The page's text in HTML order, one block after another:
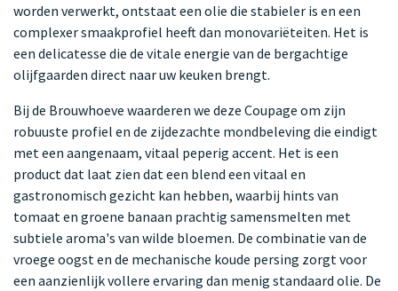
worden verwerkt, ontstaat een olie die stabieler is en een
complexer smaakprofiel heeft dan monovariëteiten. Het is
een delicatesse die de vitale energie van de bergachtige
olijfgaarden direct naar uw keuken brengt.
Bij de Brouwhoeve waarderen we deze Coupage om zijn
robuuste profiel en de zijdezachte mondbeleving die eindigt
met een aangenaam, vitaal peperig accent. Het is een
product dat laat zien dat een blend een vitaal en
gastronomisch gezicht kan hebben, waarbij hints van
tomaat en groene banaan prachtig samensmelten met
subtiele aroma's van wilde bloemen. De combinatie van de
vroege oogst en de mechanische koude persing zorgt voor
een aanzienlijk vollere ervaring dan menig standaard olie. De